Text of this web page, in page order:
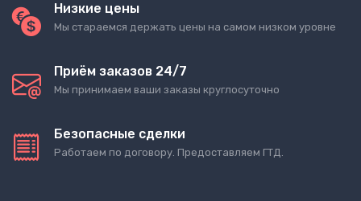
Низкие цены
Мы стараемся держать цены на самом низком уровне
Приём заказов 24/7
Мы принимаем ваши заказы круглосуточно
Безопасные сделки
Работаем по договору. Предоставляем ГТД.